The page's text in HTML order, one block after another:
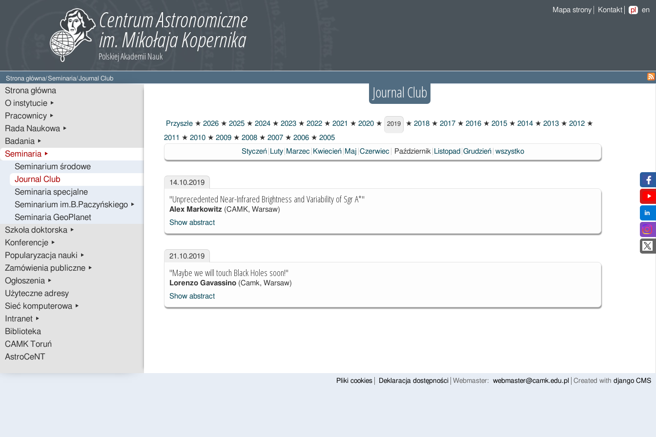
Mapa strony Kontakt pl en
Strona główna/Seminaria/Journal Club
Strona główna
O instytucie ▸
Pracownicy ▸
Rada Naukowa ▸
Badania ▸
Seminaria ▸
Seminarium środowe
Journal Club
Seminaria specjalne
Seminarium im.B.Paczyńskiego ▸
Seminaria GeoPlanet
Szkoła doktorska ▸
Konferencje ▸
Popularyzacja nauki ▸
Zamówienia publiczne ▸
Ogłoszenia ▸
Użyteczne adresy
Sieć komputerowa ▸
Intranet ▸
Biblioteka
CAMK Toruń
AstroCeNT
Journal Club
Przyszłe ★ 2026 ★ 2025 ★ 2024 ★ 2023 ★ 2022 ★ 2021 ★ 2020 ★
2019
2019 ★ 2018 ★ 2017 ★ 2016 ★ 2015 ★ 2014 ★ 2013 ★ 2012 ★
2011 ★ 2010 ★ 2009 ★ 2008 ★ 2007 ★ 2006 ★ 2005
Styczeń Luty Marzec Kwiecień Maj Czerwiec Wybrane
Październik Listopad Grudzień wszystko
14.10.2019
"Unprecedented Near-Infrared Brightness and Variability of Sgr A*"
Alex Markowitz(CAMK, Warsaw)
Show abstract
21.10.2019
"Maybe we will touch Black Holes soon!"
Lorenzo Gavassino(Camk, Warsaw)
Show abstract
Pliki cookies Deklaracja dostępności Webmaster: webmaster@camk.edu.pl Created with django CMS